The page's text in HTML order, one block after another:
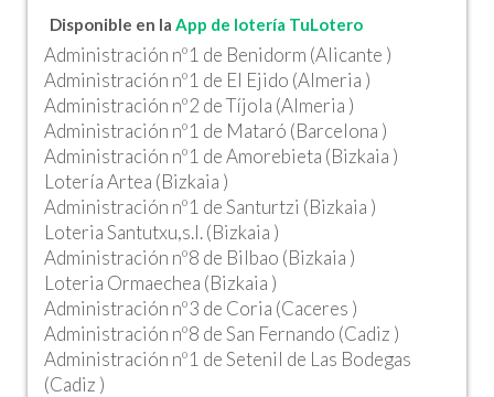
Disponible en la App de lotería TuLotero
Administración nº1 de Benidorm (Alicante )
Administración nº1 de El Ejido (Almeria )
Administración nº2 de Tíjola (Almeria )
Administración nº1 de Mataró (Barcelona )
Administración nº1 de Amorebieta (Bizkaia )
Lotería Artea (Bizkaia )
Administración nº1 de Santurtzi (Bizkaia )
Loteria Santutxu,s.l. (Bizkaia )
Administración nº8 de Bilbao (Bizkaia )
Loteria Ormaechea (Bizkaia )
Administración nº3 de Coria (Caceres )
Administración nº8 de San Fernando (Cadiz )
Administración nº1 de Setenil de Las Bodegas
(Cadiz )